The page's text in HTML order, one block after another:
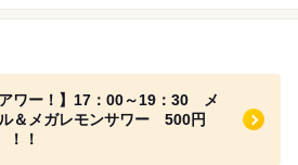
ン
アワー！】17：00～19：30 メ
＆メガレモンサワー 500円
！！